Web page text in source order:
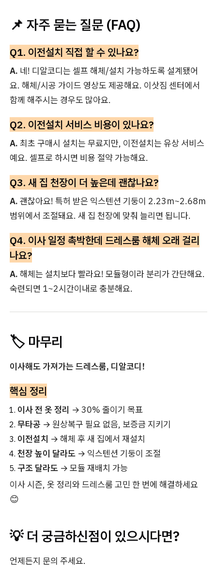
📌 자주 묻는 질문 (FAQ)
Q1. 이전설치 직접 할 수 있나요?
A. 네! 디알코디는 셀프 해체/설치 가능하도록 설계됐어
요. 해체/시공 가이드 영상도 제공해요. 이삿짐 센터에서
함께 해주시는 경우도 많아요.
Q2. 이전설치 서비스 비용이 있나요?
A. 최초 구매시 설치는 무료지만, 이전설치는 유상 서비스
예요. 셀프로 하시면 비용 절약 가능해요.
Q3. 새 집 천장이 더 높은데 괜찮나요?
A. 괜찮아요! 특허 받은 익스텐션 기둥이 2.23m~2.68m
범위에서 조절돼요. 새 집 천장에 맞춰 늘리면 됩니다.
Q4. 이사 일정 촉박한데 드레스룸 해체 오래 걸리
나요?
A. 해체는 설치보다 빨라요! 모듈형이라 분리가 간단해요.
숙련되면 1~2시간이내로 충분해요.
🏷️ 마무리
이사해도 가져가는 드레스룸, 디알코디!
핵심 정리
이사 전 옷 정리 → 30% 줄이기 목표
무타공 → 원상복구 필요 없음, 보증금 지키기
이전설치 → 해체 후 새 집에서 재설치
천장 높이 달라도 → 익스텐션 기둥이 조절
구조 달라도 → 모듈 재배치 가능
이사 시즌, 옷 정리와 드레스룸 고민 한 번에 해결하세요
😊
💡 더 궁금하신점이 있으시다면?
언제든지 문의 주세요.